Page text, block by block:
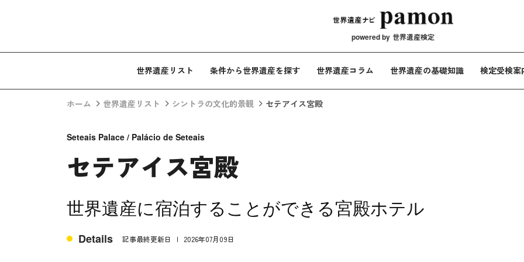
メインナビゲ
powered by 世界遺産検定
世界遺産リスト 条件から世界遺産を探す 世界遺産コラム 世界遺産の基礎知識 検定受検案
ホーム 世界遺産リスト シントラの文化的景観 セテアイス宮殿
Seteais Palace / Palácio de Seteais
セテアイス宮殿
世界遺産に宿泊することができる宮殿ホテル
Details 記事最終更新日 2026年07月09日